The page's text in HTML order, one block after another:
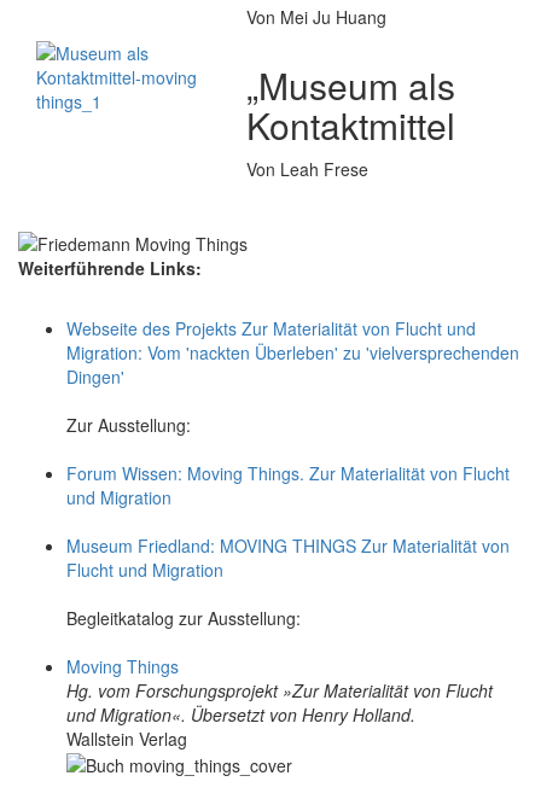
Von Mei Ju Huang
„Museum als
Kontaktmittel
Von Leah Frese
Weiterführende Links:
Webseite des Projekts Zur Materialität von Flucht und
Migration: Vom 'nackten Überleben' zu 'vielversprechenden
Dingen'
Zur Ausstellung:
Forum Wissen: Moving Things. Zur Materialität von Flucht
und Migration
Museum Friedland: MOVING THINGS Zur Materialität von
Flucht und Migration
Begleitkatalog zur Ausstellung:
Moving Things
Hg. vom Forschungsprojekt »Zur Materialität von Flucht
und Migration«. Übersetzt von Henry Holland.
Wallstein Verlag